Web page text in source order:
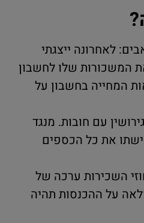
לאחרונה ייצגתי
המשכורות שלו לחשבון
המחייה בחשבון על
עם חובות. מנגד
את כל הכספים
השכירות ערכה של
על ההכנסות תהיה